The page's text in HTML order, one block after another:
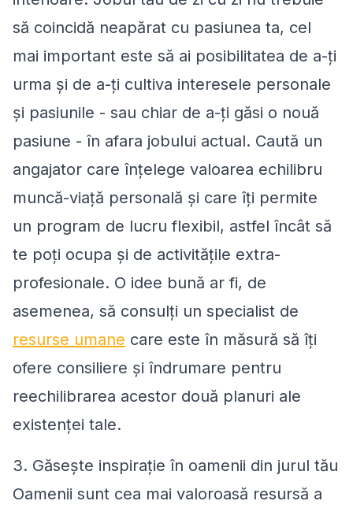
să coincidă neapărat cu pasiunea ta, cel
mai important este să ai posibilitatea de a-ți
urma și de a-ți cultiva interesele personale
și pasiunile - sau chiar de a-ți găsi o nouă
pasiune - în afara jobului actual. Caută un
angajator care înțelege valoarea echilibru
muncă-viață personală și care îți permite
un program de lucru flexibil, astfel încât să
te poți ocupa și de activitățile extra-
profesionale. O idee bună ar fi, de
asemenea, să consulți un specialist de
resurse umane care este în măsură să îți
ofere consiliere și îndrumare pentru
reechilibrarea acestor două planuri ale
existenței tale.
3. Găsește inspirație în oamenii din jurul tău
Oamenii sunt cea mai valoroasă resursă a